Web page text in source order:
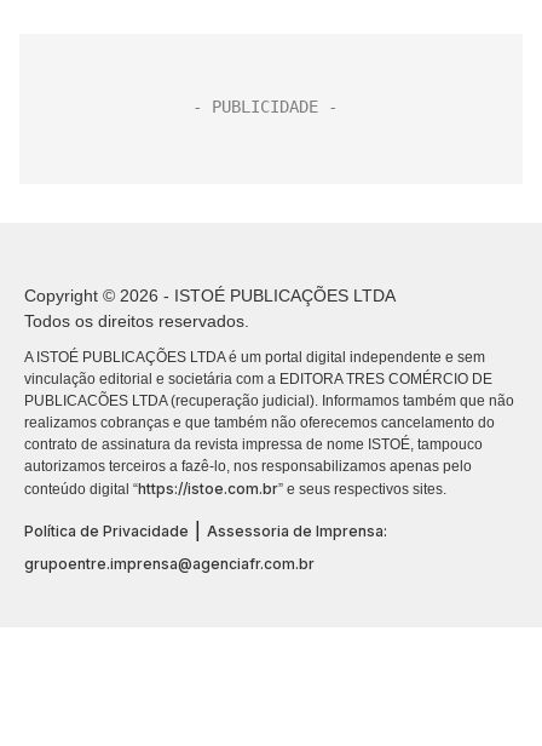
Copyright © 2026 - ISTOÉ PUBLICAÇÕES LTDA
Todos os direitos reservados.
A ISTOÉ PUBLICAÇÕES LTDA é um portal digital independente e sem
vinculação editorial e societária com a EDITORA TRES COMÉRCIO DE
PUBLICACÕES LTDA (recuperação judicial). Informamos também que não
realizamos cobranças e que também não oferecemos cancelamento do
contrato de assinatura da revista impressa de nome ISTOÉ, tampouco
autorizamos terceiros a fazê-lo, nos responsabilizamos apenas pelo
conteúdo digital “https://istoe.com.br” e seus respectivos sites.
Política de Privacidade
Assessoria de Imprensa:
grupoentre.imprensa@agenciafr.com.br